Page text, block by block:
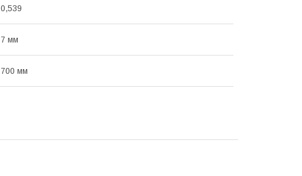
0,539
7 мм
700 мм